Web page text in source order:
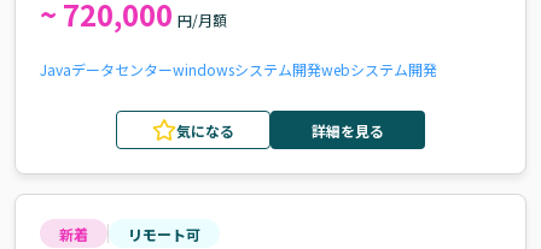
~ 720,000 円/月額
Javaデータセンターwindowsシステム開発webシステム開発
気になる 詳細を見る
新着 リモート可